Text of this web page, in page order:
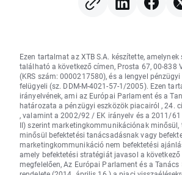
Ezen tartalmat az XTB S.A. készítette, amelynek
található a következő címen, Prosta 67, 00-838
(KRS szám: 0000217580), és a lengyel
felügyeli (sz. DDM-M-4021-57-1/2005). Ezen
irányelvének, ami az Európai Parlament és a
határozata a pénzügyi eszközök piacairól , 24.
, valamint a 2002/92 / EK irányelv és a 2011/61
II) szerint marketingkommunikációnak minősül,
minősül befektetési tanácsadásnak vagy
marketingkommunikáció nem befektetési
amely befektetési stratégiát javasol a következő
megfelelően, Az Európai Parlament és a